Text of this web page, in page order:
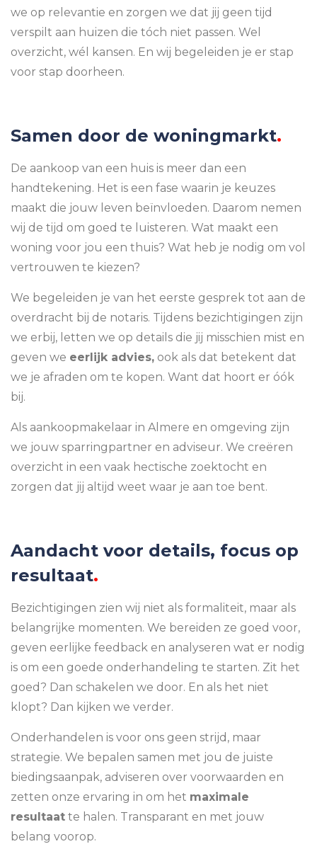
we op relevantie en zorgen we dat jij geen tijd
verspilt aan huizen die tóch niet passen. Wel
overzicht, wél kansen. En wij begeleiden je er stap
voor stap doorheen.
Samen door de woningmarkt.
De aankoop van een huis is meer dan een
handtekening. Het is een fase waarin je keuzes
maakt die jouw leven beïnvloeden. Daarom nemen
wij de tijd om goed te luisteren. Wat maakt een
woning voor jou een thuis? Wat heb je nodig om vol
vertrouwen te kiezen?
We begeleiden je van het eerste gesprek tot aan de
overdracht bij de notaris. Tijdens bezichtigingen zijn
we erbij, letten we op details die jij misschien mist en
geven we eerlijk advies, ook als dat betekent dat
we je afraden om te kopen. Want dat hoort er óók
bij.
Als aankoopmakelaar in Almere en omgeving zijn
we jouw sparringpartner en adviseur. We creëren
overzicht in een vaak hectische zoektocht en
zorgen dat jij altijd weet waar je aan toe bent.
Aandacht voor details, focus op
resultaat.
Bezichtigingen zien wij niet als formaliteit, maar als
belangrijke momenten. We bereiden ze goed voor,
geven eerlijke feedback en analyseren wat er nodig
is om een goede onderhandeling te starten. Zit het
goed? Dan schakelen we door. En als het niet
klopt? Dan kijken we verder.
Onderhandelen is voor ons geen strijd, maar
strategie. We bepalen samen met jou de juiste
biedingsaanpak, adviseren over voorwaarden en
zetten onze ervaring in om het maximale
resultaat te halen. Transparant en met jouw
belang voorop.